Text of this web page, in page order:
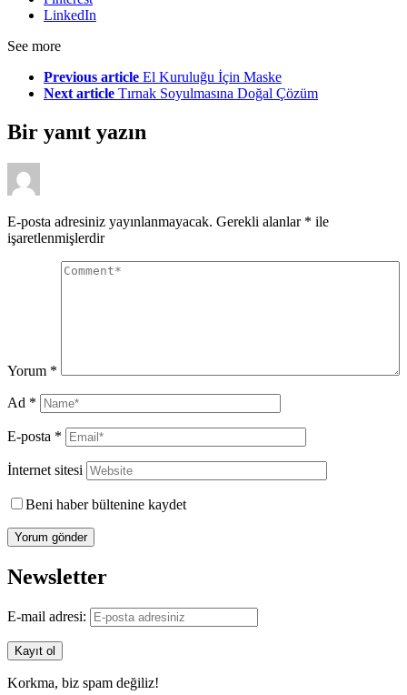
LinkedIn
See more
Previous article El Kuruluğu İçin Maske
Next article Tırnak Soyulmasına Doğal Çözüm
Bir yanıt yazın
E-posta adresiniz yayınlanmayacak. Gerekli alanlar * ile
işaretlenmişlerdir
Yorum *
Ad *
E-posta *
İnternet sitesi
Beni haber bültenine kaydet
Newsletter
E-mail adresi:
Korkma, biz spam değiliz!